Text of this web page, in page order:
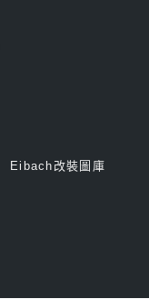
Eibach改裝圖庫